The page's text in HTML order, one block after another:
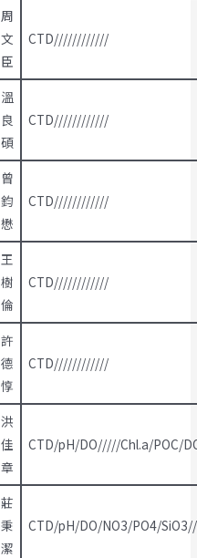
周
文
臣
CTD////////////
溫
良
碩
CTD////////////
曾
鈞
懋
CTD////////////
王
樹
倫
CTD////////////
許
德
惇
CTD////////////
洪
佳
章
CTD/pH/DO/////Chl.a/POC/
莊
秉
潔
CTD/pH/DO/NO3/PO4/